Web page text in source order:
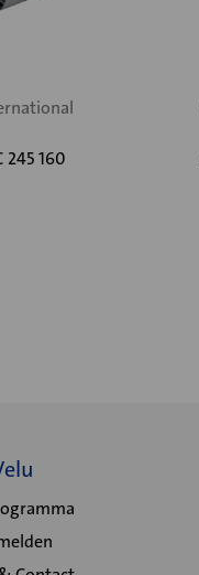
245 160